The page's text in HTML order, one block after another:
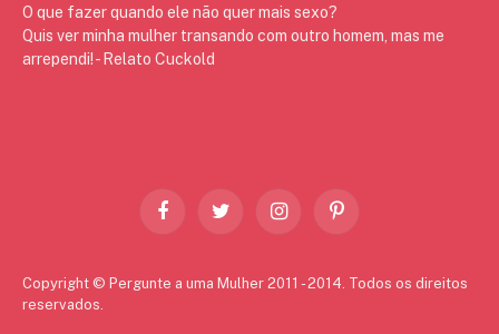
O que fazer quando ele não quer mais sexo?
Quis ver minha mulher transando com outro homem, mas me
arrependi! - Relato Cuckold
FacebookTwitter InstagramPinterest
Copyright © Pergunte a uma Mulher 2011 - 2014. Todos os direitos
reservados.